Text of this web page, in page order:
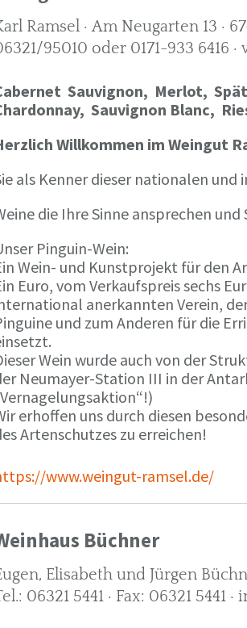
Ramsel · Am Neugarten 13 ·
95010 oder 0171-933 6416
Sauvignon, Merlot,
Sauvignon Blanc,
Willkommen im Weingut
als Kenner dieser nationalen und
die Ihre Sinne ansprechen
Pinguin-Wein:
Wein- und Kunstprojekt für den
Euro, vom Verkaufspreis sechs
anerkannten Verein,
und zum Anderen für die
Wein wurde auch von der
Neumayer-Station III in der
erhoffen uns durch diesen
Artenschutzes zu erreichen!
www.weingut-ramsel.de/
Büchner
Elisabeth und Jürgen
06321 5441 · Fax: 06321 5441